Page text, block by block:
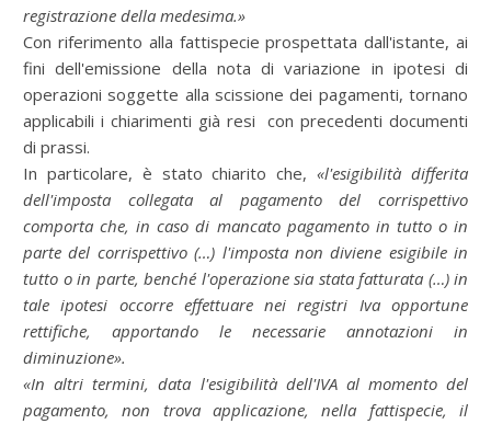
registrazione della medesima.»
Con riferimento alla fattispecie prospettata dall'istante, ai
fini dell'emissione della nota di variazione in ipotesi di
operazioni soggette alla scissione dei pagamenti, tornano
applicabili i chiarimenti già resi con precedenti documenti
di prassi.
In particolare, è stato chiarito che,«l'esigibilità differita
dell'imposta collegata al pagamento del corrispettivo
comporta che, in caso di mancato pagamento in tutto o in
parte del corrispettivo (…) l'imposta non diviene esigibile in
tutto o in parte, benché l'operazione sia stata fatturata (…) in
tale ipotesi occorre effettuare nei registri Iva opportune
rettifiche, apportando le necessarie annotazioni in
diminuzione».
«In altri termini, data l'esigibilità dell'IVA al momento del
pagamento, non trova applicazione, nella fattispecie, il